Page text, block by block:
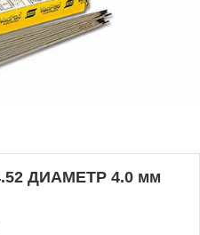
ДИАМЕТР 4.0 мм